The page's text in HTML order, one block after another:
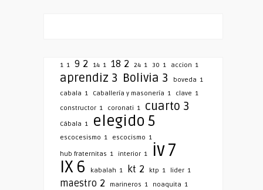
1 1 9 2 14 1 18 2 24 1 30 1 accion 1
aprendiz 3 Bolivia 3 boveda 1
cabala 1 Caballería y masonería 1 clave 1
constructor 1 coronati 1 cuarto 3
Cábala 1 elegido5
escocesismo 1 escocismo 1
hub fraternitas 1 interior 1 iv7
IX 6 kabalah 1 kt 2 ktp 1 lider 1
maestro 2 marineros 1 noaquita 1